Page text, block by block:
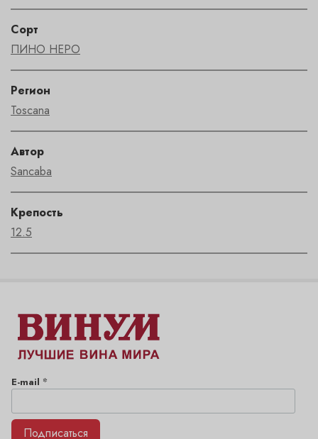
Сорт
ПИНО НЕРО
Регион
Toscana
Автор
Sancaba
Крепость
12.5
E-mail *
Подписаться